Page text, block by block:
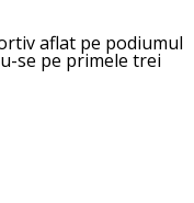
aflat pe podiumul
se pe primele trei